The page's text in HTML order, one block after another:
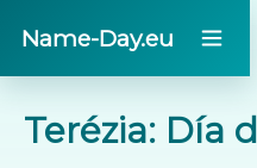
Name-Day.eu
Terézia: Día